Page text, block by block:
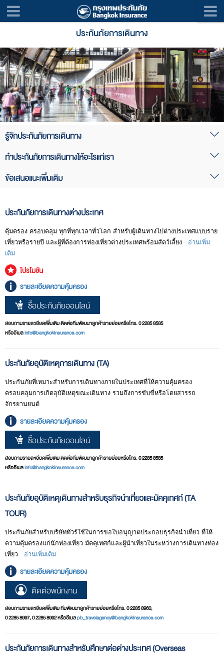
ประกันภัยการเดินทาง
รู้จักประกันภัยการเดินทาง
ในการเดินทางไม่ว่าจะเพื่อการท่องเที่ยว ติดต่อธุรกิจ ศึกษาต่อ หรือสัมมนา
หายต่อชีวิตและทรัพย์สินตั้งแต่เล็กน้อยจนถึงประเมินค่ามิได้ ดังนั้น การประกัน
ได้แก่
การประกันภัยอุบัติเหตุการเดินทาง (Travel Accident Insurance หรือ TA) ให้
ความคุ้มครองอุบัติเหตุทางร่างกายที่อาจเกิดขึ้นได้ในระหว่างเดินทาง ประกัน
ภัยการเดินทางประเภทนี้จะจ่ายค่าชดเชยสำหรับการเสียชีวิต ทุพพลภาพ หรือ
ค่ารักษาพยาบาลที่เกิดขึ้นจากอุบัติเหตุแล้วแต่กรณี
การประกันภัยอุบัติเหตุการเดินทางใช้ได้ทั้งกับการเดินทางในประเทศและต่าง
ประเทศ โดยความคุ้มครองจะเริ่มตั้งแต่ผู้เอาประกันภัยเดินทางออกจากบ้าน
หรือที่ทำงานเพื่อเดินทางโดยตรง และจะสิ้นสุดลงเมื่อผู้เอาประกันภัยเดินทาง
ถึงจุดหมายปลายทางหรือเดินทางกลับยังบ้านหรือที่ทำงานหรือสิ้นสุดตามระยะ
เวลาที่ระบุไว้ในกรมธรรม์แล้วแต่ว่ากรณีใดจะถึงก่อนกัน เนื่องจากประกันภัย
การประกันภัยการเดินทางต่างประเทศ (Comprehensive Travel Accident
Insurance หรือ CTA) ซึ่งจัดทำขึ้นสำหรับการเดินทางไปต่างประเทศเท่านั้น
เปรียบเสมือนการยกระดับความคุ้มครองให้หลากหลายมากกว่าประกันภัยเดิน
ที่อาจเกิดขึ้น แต่การเจ็บป่วยอาจเกิดขึ้นได้เนื่องจากสภาพแวดล้อมที่เปลี่ยนไป
รวมถึงความเสี่ยงภัยต่อทรัพย์สินที่นำไปด้วย ซึ่งอาจสูญหาย ถูกลักทรัพย์ การ
ทำประกันภัยการเดินทางต่างประเทศจึงคุ้มค่า เนื่องจากให้ความคุ้มครอง
ครอบคลุมมากกว่า
ทำประกันภัยการเดินทางให้อะไรแก่เรา
ประกันภัยอุบัติเหตุการเดินทาง (Travel Accident Insurance: TA)
มือ ขาแพลง และผู้ป่วยใน (IPD) เช่น การบาดเจ็บสาหัส
ประกันภัยการเดินทางต่างประเทศ (Comprehensive Travel Accident
Insurance: CTA)จะมีส่วนเพิ่มเติมจากข้างต้น ดังนี้
ชดเชยในด้านชีวิตและร่างกาย ได้แก่ เสียชีวิต ทุพพลภาพ สูญเสียอวัยวะ
ค่ารักษาพยาบาลรวมถึงค่าใช้จ่ายอื่นๆ คุ้มครองค่ารักษาพยาบาลในโรง
พยาบาล ที่เกิดจากการบาดเจ็บอันเนื่องมาจากอุบัติเหตุไม่ว่าจะเป็นผู้ป่วยนอก
(OPD) หรือผู้ป่วยใน (IPD) สำหรับการเจ็บป่วยที่เกิดขึ้นในระหว่างการเดินทาง
รวมถึงค่าใช้จ่ายในการเคลื่อนย้ายเนื่องจากการบาดเจ็บหรือเจ็บป่วยสาหัส ค่า
เดินทาง และค่าที่พักสำหรับญาติใกล้ชิดเพื่อดูแลหรือร่วมเดินทางกลับภูมิลำเนา
ในกรณีที่ไม่สามารถช่วยเหลือตัวเองได้ รวมถึงค่าใช้จ่ายในการปลงศพนอก
ภูมิลำเนา การส่งศพหรือกระดูกกลับภูมิลำเนา
ประเทศยังให้ความคุ้มครองเงินสดรายวันกรณีที่ต้องรักษาตัวในฐานะผู้ป่วย
- ความรับผิดต่อบุคคลภายนอก กรมธรรม์ประกันภัยการเดินทางต่างประเทศ
จะชดใช้ในนามของผู้เอาประกันภัยให้แก่บุคคลภายนอกสำหรับการบาดเจ็บ
หรือทรัพย์สินเสียหายที่เกิดจากอุบัติเหตุในระหว่างการเดินทางในต่างประเทศ
จนเป็นเหตุให้ผู้เอาประกันภัยต้องรับผิดชอบตามกฎหมาย แต่ทั้งนี้ไม่รวมถึง
ความรับผิดที่เกิดจากการใช้ยานพาหนะ
- การสูญหายของกระเป๋าเดินทางและทรัพย์สินส่วนตัวที่อยู่ภายในกระเป๋าเดิน
แจ้งความ และนำหลักฐานมายืนยัน กรมธรรม์ประกันภัยการเดินทางต่าง
- การล่าช้าของกระเป๋าเดินทาง ซึ่งอาจเกิดจากความผิดพลาดของสายการบิน
กรณีเช่นนี้ ทำให้ผู้เดินทางเดือดร้อนเป็นอย่างมากในการหาซื้อเสื้อผ้าและ
ของใช้ส่วนตัวที่จำเป็น โดยให้เก็บใบเสร็จและขอหนังสือรับรองจากสายการบิน
ต่างประเทศจะชดใช้ให้ตามระยะเวลาที่ล่าช้าแต่ต้องไม่ต่ำกว่า 12 ชั่วโมง
- การบอกเลิกการเดินทางและลดจำนวนวันเดินทาง เมื่อตัดสินใจที่จะเดินทาง
และทำประกันภัยการเดินทางต่างประเทศไว้แล้ว ก็อาจมีเหตุการณ์ที่ไม่คาดคิด
ทำให้ต้องกลับเร็วกว่ากำหนด เช่น ข่าวด่วนการเจ็บป่วยร้ายแรงของญาติพี่น้อง
พายุ แผ่นดินไหว การจลาจล หรือ นัดหยุดงาน กรมธรรม์ประกันภัยการเดิน
ข้อเสนอแนะเพิ่มเติม
หนึ่ง และเมื่อเดินทางไปถึงแล้วประเทศนั้นเกิดภัยธรรมชาติขึ้น ท่านสามารถ
ประเทศนั้นเกิดภัยธรรมชาติขึ้นก่อนการเดินทาง กรมธรรม์ประกันภัยจะไม่
คุ้มครองความสูญเสีย หรือเสียหายใดๆ ที่เกิดขึ้น หรือสืบเนื่องจากภัยธรรมชา
ตินั้นๆ
บริการช่วยเหลือฉุกเฉิน 24 ชม.
เป็นบริการที่ให้ความช่วยเหลือเพื่อเพิ่มความอุ่นใจทั้งก่อนเดินทาง และในขณะ
เดินทาง ไม่ว่าจะเป็นการโทรศัพท์เพื่อสอบถามข้อมูลการเดินทางต่างๆ เช่น
การทำวีซ่า สภาพภูมิอากาศ อัตราแลกเปลี่ยนเงินตรา หรือประสานงานเพื่อ
สอบถามข้อควรปฏิบัติเมื่อกระเป๋าเดินทาง หรือหนังสือเดินทางสูญหาย คำ
แนะนำทางการแพทย์ ข้อมูลเกี่ยวกับสถานพยาบาล รวมถึงการบริการจัดการ
เท่านั้น โปรดตรวจสอบรายละเอียดแพกเกจของแต่ละบริษัท เนื่องจากประกัน
ภัยการเดินทางต่างประเทศมิได้เป็นมาตรฐานเหมือนกันในทุกบริษัท และข้อมูล
เหล่านี้ เป็นเพียงข้อมูลเบื้องต้น ข้อกำหนดและเงื่อนไขความคุ้มครองจะเป็นไป
ตามที่ระบุในกรมธรรม์ประกันภัยที่ออกให้เท่านั้น
ประกันภัยการเดินทางต่างประเทศ
คุ้มครอง ครอบคลุม ทุกที่ทุกเวลาทั่วโลก สำหรับผู้เดินทางไปต่างประเทศแบบราย
เที่ยวหรือรายปี และผู้ที่ต้องการท่องเที่ยวต่างประเทศพร้อมสัตว์เลี้ยง
อ่านเพิ่ม
เติม
โปรโมชัน
รายละเอียดความคุ้มครอง
ซื้อประกันภัยออนไลน์
สอบถามรายละเอียดเพิ่มเติม ติดต่อทีมพัฒนาลูกค้ารายย่อยหรือโทร. 0 2285 8585
หรืออีเมลinfo@bangkokinsurance.com
ประกันภัยอุบัติเหตุการเดินทาง (TA)
ประกันภัยที่เหมาะสำหรับการเดินทางภายในประเทศที่ให้ความคุ้มครอง
ครอบคลุมการเกิดอุบัติเหตุขณะเดินทาง รวมถึงการขับขี่หรือโดยสารรถ
จักรยานยนต์
รายละเอียดความคุ้มครอง
ซื้อประกันภัยออนไลน์
สอบถามรายละเอียดเพิ่มเติม ติดต่อทีมพัฒนาลูกค้ารายย่อยหรือโทร. 0 2285 8585
หรืออีเมลinfo@bangkokinsurance.com
ประกันภัยอุบัติเหตุเดินทางสำหรับธุรกิจนำเที่ยวและมัคคุเทศก์ (TA
TOUR)
ประกันภัยสำหรับบริษัททัวร์ใช้ในการขอใบอนุญาตประกอบธุรกิจนำเที่ยว ที่ให้
ความคุ้มครองแก่นักท่องเที่ยว มัคคุเทศก์และผู้นำเที่ยวในระหว่างการเดินทางท่อง
เที่ยว
อ่านเพิ่มเติม
รายละเอียดความคุ้มครอง
ติดต่อพนักงาน
สอบถามรายละเอียดเพิ่มเติม ทีมพัฒนาลูกค้ารายย่อยหรือโทร. 0 2285 8960,
0 2285 8997, 0 2285 8992 หรืออีเมลpb_travelagency@bangkokinsurance.com
ประกันภัยการเดินทางสําหรับศึกษาต่อต่างประเทศ (Overseas